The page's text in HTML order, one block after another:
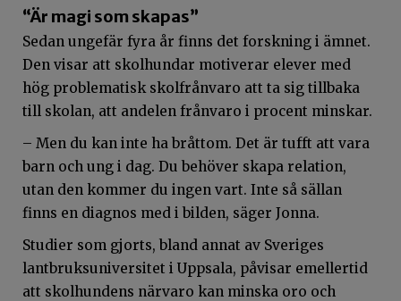
“Är magi som skapas”
Sedan ungefär fyra år finns det forskning i ämnet.
Den visar att skolhundar motiverar elever med
hög problematisk skolfrånvaro att ta sig tillbaka
till skolan, att andelen frånvaro i procent minskar.
– Men du kan inte ha bråttom. Det är tufft att vara
barn och ung i dag. Du behöver skapa relation,
utan den kommer du ingen vart. Inte så sällan
finns en diagnos med i bilden, säger Jonna.
Studier som gjorts, bland annat av Sveriges
lantbruksuniversitet i Uppsala, påvisar emellertid
att skolhundens närvaro kan minska oro och